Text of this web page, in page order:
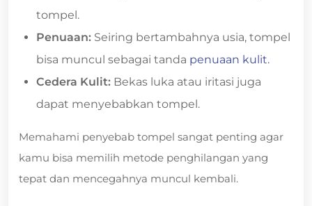
tompel.
Penuaan: Seiring bertambahnya usia, tompel
bisa muncul sebagai tanda penuaan kulit.
Cedera Kulit: Bekas luka atau iritasi juga
dapat menyebabkan tompel.
Memahami penyebab tompel sangat penting agar
kamu bisa memilih metode penghilangan yang
tepat dan mencegahnya muncul kembali.